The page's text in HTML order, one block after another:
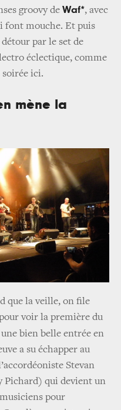
groovy de Waf*, avec
font mouche. Et puis
par le set de
éclectique, comme
soirée ici.
mène la
que la veille, on file
voir la première du
bien belle entrée en
a su échapper au
Stevan
Pichard) qui devient un
pour